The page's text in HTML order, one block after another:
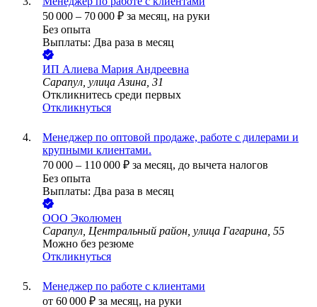
50 000 – 70 000 ₽ за месяц, на руки
Без опыта
Выплаты: Два раза в месяц
ИП Алиева Мария Андреевна
Сарапул, улица Азина, 31
Откликнитесь среди первых
Откликнуться
Менеджер по оптовой продаже, работе с дилерами и
крупными клиентами.
70 000 – 110 000 ₽ за месяц, до вычета налогов
Без опыта
Выплаты: Два раза в месяц
ООО Эколюмен
Сарапул, Центральный район, улица Гагарина, 55
Можно без резюме
Откликнуться
Менеджер по работе с клиентами
от 60 000 ₽ за месяц, на руки